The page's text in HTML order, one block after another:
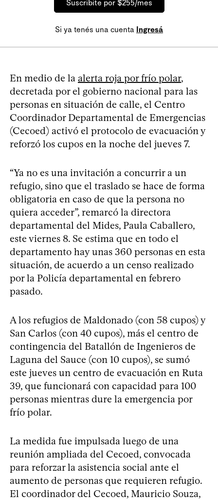
Suscribite por $255/mes
Si ya tenés una cuenta Ingresá
En medio de la alerta roja por frío polar,
decretada por el gobierno nacional para las
personas en situación de calle, el Centro
Coordinador Departamental de Emergencias
(Cecoed) activó el protocolo de evacuación y
reforzó los cupos en la noche del jueves 7.
“Ya no es una invitación a concurrir a un
refugio, sino que el traslado se hace de forma
obligatoria en caso de que la persona no
quiera acceder”, remarcó la directora
departamental del Mides, Paula Caballero,
este viernes 8. Se estima que en todo el
departamento hay unas 360 personas en esta
situación, de acuerdo a un censo realizado
por la Policía departamental en febrero
pasado.
A los refugios de Maldonado (con 58 cupos) y
San Carlos (con 40 cupos), más el centro de
contingencia del Batallón de Ingenieros de
Laguna del Sauce (con 10 cupos), se sumó
este jueves un centro de evacuación en Ruta
39, que funcionará con capacidad para 100
personas mientras dure la emergencia por
frío polar.
La medida fue impulsada luego de una
reunión ampliada del Cecoed, convocada
para reforzar la asistencia social ante el
aumento de personas que requieren refugio.
El coordinador del Cecoed, Mauricio Souza,